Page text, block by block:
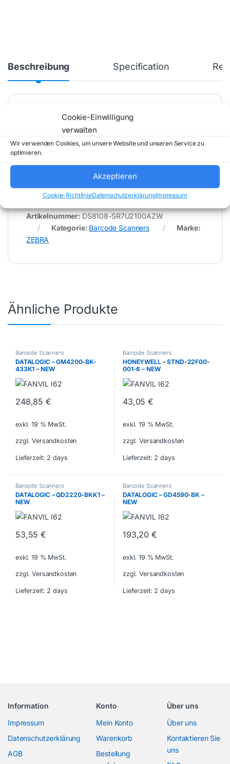
Cookie-Einwilligung
verwalten
Wir verwenden Cookies, um unsere Website und unseren Service zu
optimieren.
Akzeptieren
Cookie-RichtlinieDatenschutzerklärungImpressum
Beschreibung Specification
* Für Fehler im Datenblatt übernimmt (buy-net.de)
Comstex GmbH & Co. KG keine Haftung (
202606212000 )
Artikelnummer:DS8108-SR7U2100AZW
Kategorie: Barcode Scanners
Marke:
ZEBRA
Ähnliche Produkte
Barcode Scanners
DATALOGIC – GM4200-BK-
433K1 – NEW
248,85€
exkl. 19 % MwSt.
zzgl. Versandkosten
Lieferzeit: 2 days
Barcode Scanners
HONEYWELL – STND-22F00-
001-6 – NEW
43,05€
exkl. 19 % MwSt.
zzgl. Versandkosten
Lieferzeit: 2 days
Barcode Scanners
DATALOGIC – QD2220-BKK1 –
NEW
53,55€
exkl. 19 % MwSt.
zzgl. Versandkosten
Lieferzeit: 2 days
Barcode Scanners
DATALOGIC – GD4590-BK –
NEW
193,20€
exkl. 19 % MwSt.
zzgl. Versandkosten
Lieferzeit: 2 days
Information
Impressum
Datenschutzerklärung
AGB
Konto
Mein Konto
Warenkorb
Bestellung
Über uns
Über uns
Kontaktieren Sie
uns